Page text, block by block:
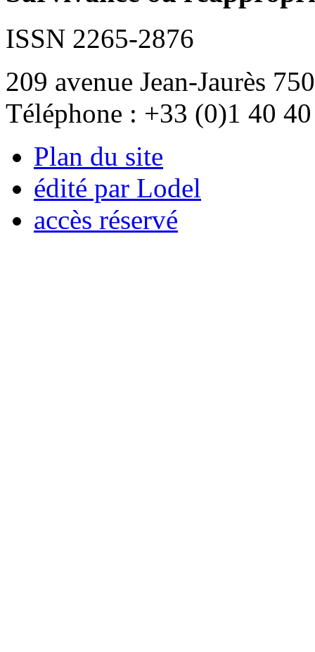
ISSN 2265-2876
209 avenue Jean-Jaurès
Téléphone : +33 (0)1 40
Plan du site
édité par Lodel
accès réservé